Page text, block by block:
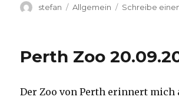
Autor
stefan Kategorien
Allgemein Schreibe
Perth Zoo
Der Zoo von Perth erinnert mich